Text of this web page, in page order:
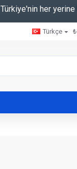
Türkiye'nin her yerine
Türkçe ₺